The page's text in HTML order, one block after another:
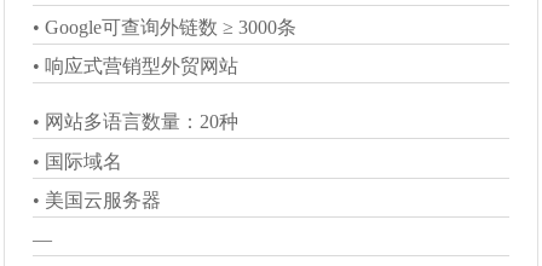
• Google可查询外链数 ≥ 3000条
• 响应式营销型外贸网站
• 网站多语言数量：20种
• 国际域名
• 美国云服务器
—
• Google可查询外链数 ≥ 6000条
• 响应式营销型外贸网站
• 网站多语言数量：50种
• 国际域名
• 美国云服务器
• Google AMP手机端极速网站
• Google可查询外链数 ≥ 9000条
• 响应式营销型外贸网站
• 网站多语言数量：190种
• 国际域名
• 美国云服务器
• Google AMP手机端极速网站